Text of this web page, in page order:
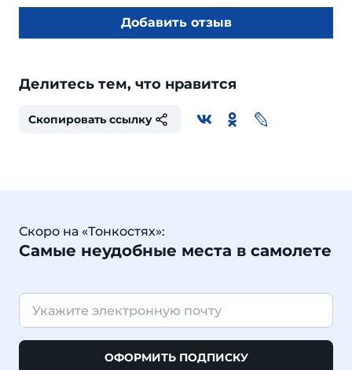
Добавить отзыв
Делитесь тем, что нравится
Скопировать ссылку
Скоро на «Тонкостях»:
Самые неудобные места в самолете
ОФОРМИТЬ ПОДПИСКУ